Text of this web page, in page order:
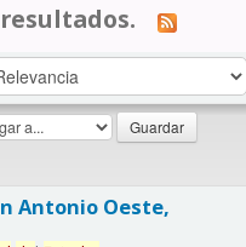
Antonio Oeste,